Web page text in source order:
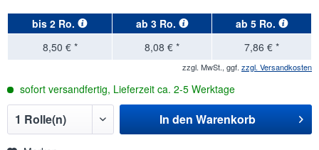
bis 2 Ro. ab 3 Ro. ab 5 Ro.
8,50 € *
8,08 € * 7,86 € *
zzgl. MwSt., ggf. zzgl. Versandkosten
sofort versandfertig, Lieferzeit ca. 2-5 Werktage
In den Warenkorb